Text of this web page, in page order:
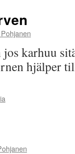
karhuu
hjälper